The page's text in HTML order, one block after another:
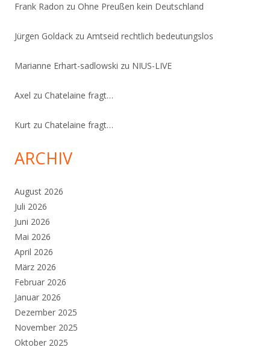
Frank Radon zu Ohne Preußen kein Deutschland
Jürgen Goldack zu Amtseid rechtlich bedeutungslos
Marianne Erhart-sadlowski zu NIUS-LIVE
Axel zu Chatelaine fragt…
Kurt zu Chatelaine fragt…
ARCHIV
August 2026
Juli 2026
Juni 2026
Mai 2026
April 2026
März 2026
Februar 2026
Januar 2026
Dezember 2025
November 2025
Oktober 2025